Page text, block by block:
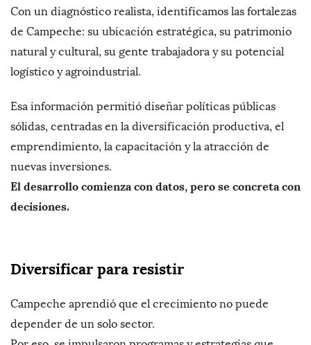
Con un diagnóstico realista, identificamos las fortalezas
de Campeche: su ubicación estratégica, su patrimonio
natural y cultural, su gente trabajadora y su potencial
logístico y agroindustrial.
Esa información permitió diseñar políticas públicas
sólidas, centradas en la diversificación productiva, el
emprendimiento, la capacitación y la atracción de
nuevas inversiones.
El desarrollo comienza con datos, pero se concreta con
decisiones.
Diversificar para resistir
Campeche aprendió que el crecimiento no puede
depender de un solo sector.